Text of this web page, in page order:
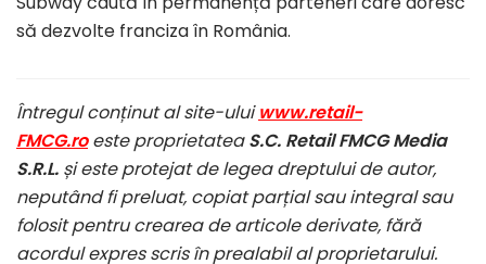
să dezvolte franciza în România.
Întregul conținut al site-uluiwww.retail-
FMCG.roeste proprietateaS.C. Retail FMCG Media
S.R.L. și este protejat de legea dreptului de autor,
neputând fi preluat, copiat parțial sau integral sau
folosit pentru crearea de articole derivate, fără
acordul expres scris în prealabil al proprietarului.